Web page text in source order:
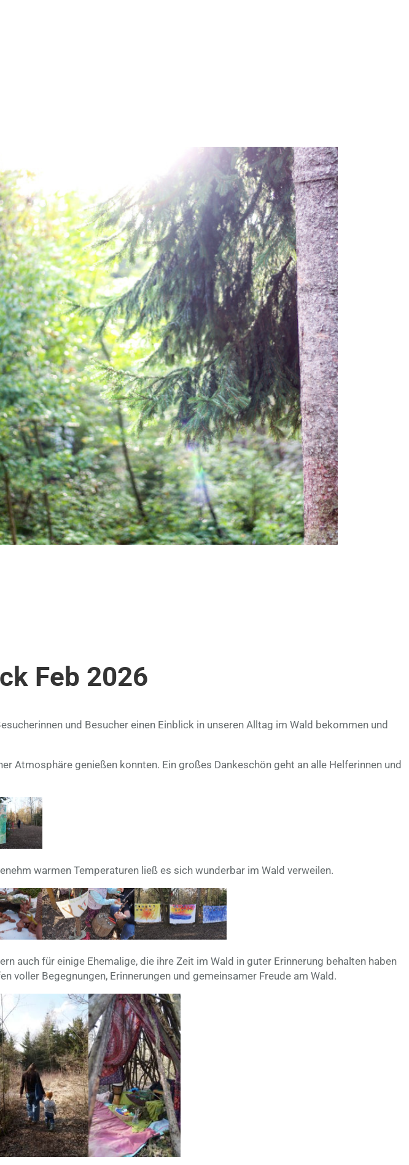
Feb 2026
und Besucher einen Einblick in unseren Alltag im Wald bekommen und
Atmosphäre genießen konnten. Ein großes Dankeschön geht an alle Helferinnen und
warmen Temperaturen ließ es sich wunderbar im Wald verweilen.
auch für einige Ehemalige, die ihre Zeit im Wald in guter Erinnerung behalten haben
voller Begegnungen, Erinnerungen und gemeinsamer Freude am Wald.